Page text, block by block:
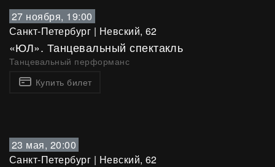
27 ноября, 19:00
Санкт-Петербург | Невский, 62
«ЮЛ». Танцевальный спектакль
Танцевальный перформанс
Купить билет
23 мая, 20:00
Санкт-Петербург | Невский, 62